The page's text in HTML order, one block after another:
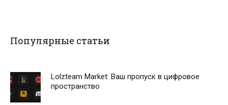
Популярные статьи
Lolzteam Market: Ваш пропуск в цифровое
пространство